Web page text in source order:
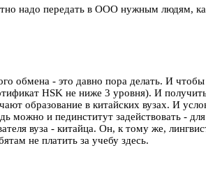
надо передать в ООО нужным людям,
- это давно пора делать. И чтобы
HSK не ниже 3 уровня). И
образование в китайских вузах. И
можно и пединститут задействовать -
вуза - китайца. Он, к тому же,
не платить за учебу здесь.